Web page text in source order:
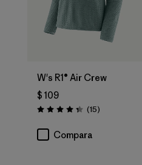
W's R1® Air Crew
$ 109
Valoración: 4.3 / 5
(15Comentarios
)
Compara